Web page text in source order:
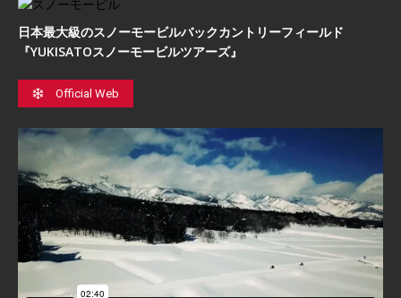
日本最⼤級のスノーモービルバックカントリーフィールド
『YUKISATOスノーモービルツアーズ』
Official Web